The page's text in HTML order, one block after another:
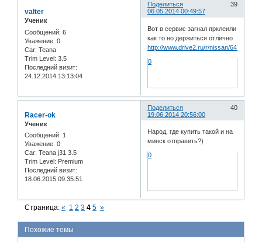
Поделиться
39
06.05.2014 00:49:57
valter
Ученик
Сообщений: 6
Уважение: 0
Car: Teana
Trim Level: 3.5
Последний визит:
24.12.2014 13:13:04
Вот в сервис загнал прклеили
как то но держиться отлично
http://www.drive2.ru/r/nissan/647310/
0
Поделиться
40
19.06.2014 20:56:00
Racer-ok
Ученик
Сообщений: 1
Уважение: 0
Car: Teana j31 3.5
Trim Level: Premium
Последний визит:
18.06.2015 09:35:51
Народ, где купить такой и на
минск отправить?)
0
Страница:« 1 2 3 4 5 »
Похожие темы